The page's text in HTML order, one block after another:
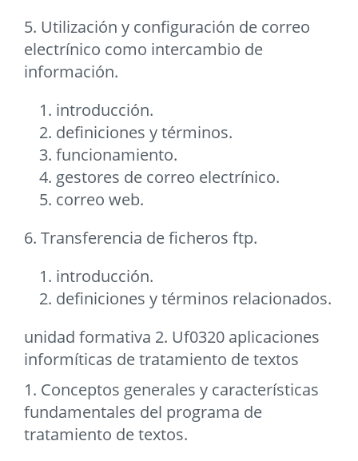
5. Utilización y configuración de correo
electrínico como intercambio de
información.
introducción.
definiciones y términos.
funcionamiento.
gestores de correo electrínico.
correo web.
6. Transferencia de ficheros ftp.
introducción.
definiciones y términos relacionados.
unidad formativa 2. Uf0320 aplicaciones
informíticas de tratamiento de textos
1. Conceptos generales y características
fundamentales del programa de
tratamiento de textos.